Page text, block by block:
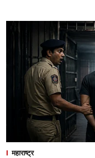
महाराष्ट्र